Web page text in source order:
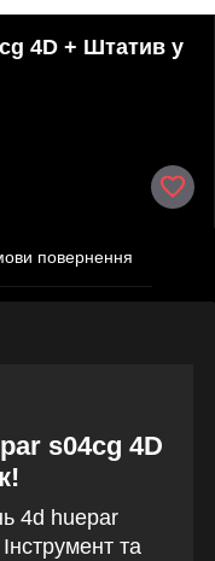
4D + Штатив у
повернення
s04cg 4D
4d huepar
та